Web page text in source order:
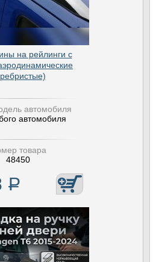
на рейлинги с
автомобиля
автомобиля
товара
48450
Р